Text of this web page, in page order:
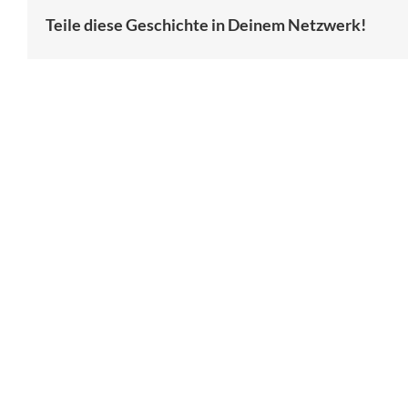
Teile diese Geschichte in Deinem Netzwerk!